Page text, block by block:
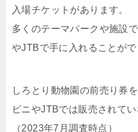
入場チケットがあります。
多くのテーマパークや施設
やJTBで手に入れることがで
しろとり動物園の前売り券
ビニやJTBでは販売されてい
（2023年7月調査時点）